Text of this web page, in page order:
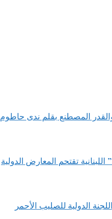
المصطنع بقلم ندى حاطوم
الدولية للصليب الأحمر